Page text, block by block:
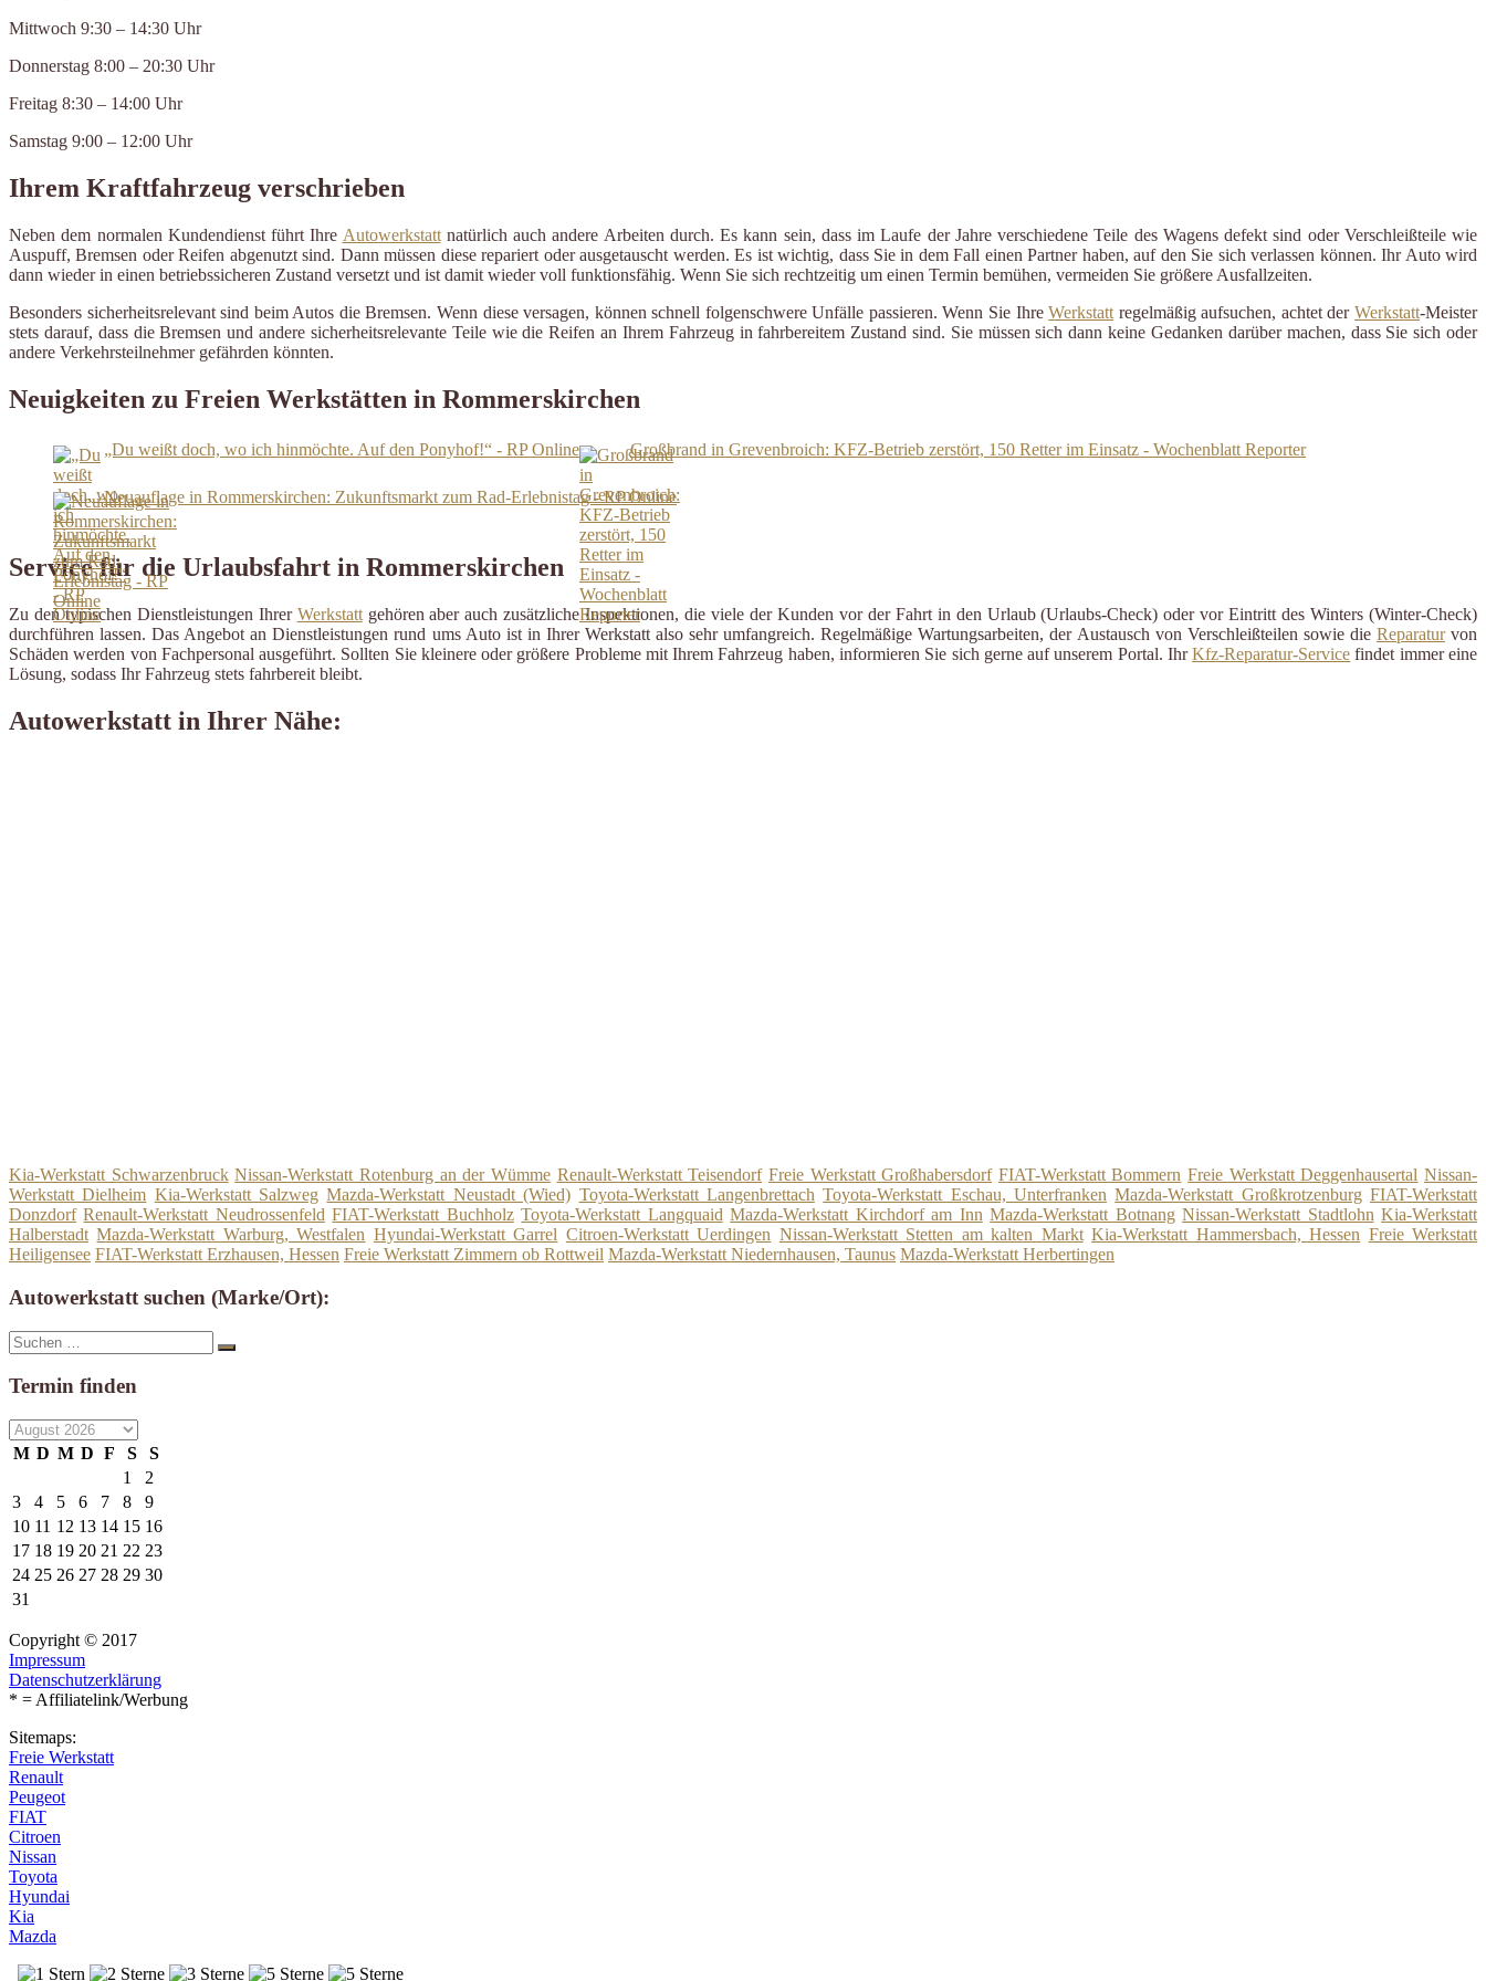
Mittwoch 9:30 – 14:30 Uhr
Donnerstag 8:00 – 20:30 Uhr
Freitag 8:30 – 14:00 Uhr
Samstag 9:00 – 12:00 Uhr
Ihrem Kraftfahrzeug verschrieben
Neben dem normalen Kundendienst führt Ihre Autowerkstattnatürlich auch andere Arbeiten durch. Es kann sein, dass im Laufe der Jahre verschiedene Teile des Wagens defekt sind oder Verschleißteile wie
Auspuff, Bremsen oder Reifen abgenutzt sind. Dann müssen diese repariert oder ausgetauscht werden. Es ist wichtig, dass Sie in dem Fall einen Partner haben, auf den Sie sich verlassen können. Ihr Auto wird
dann wieder in einen betriebssicheren Zustand versetzt und ist damit wieder voll funktionsfähig. Wenn Sie sich rechtzeitig um einen Termin bemühen, vermeiden Sie größere Ausfallzeiten.
Besonders sicherheitsrelevant sind beim Autos die Bremsen. Wenn diese versagen, können schnell folgenschwere Unfälle passieren. Wenn Sie IhreWerkstatt regelmäßig aufsuchen, achtet derWerkstatt-Meister
stets darauf, dass die Bremsen und andere sicherheitsrelevante Teile wie die Reifen an Ihrem Fahrzeug in fahrbereitem Zustand sind. Sie müssen sich dann keine Gedanken darüber machen, dass Sie sich oder
andere Verkehrsteilnehmer gefährden könnten.
Neuigkeiten zu Freien Werkstätten in Rommerskirchen
„Du weißt doch, wo ich hinmöchte. Auf den Ponyhof!“ - RP Online Großbrand in Grevenbroich: KFZ-Betrieb zerstört, 150 Retter im Einsatz - Wochenblatt Reporter
Neuauflage in Rommerskirchen: Zukunftsmarkt zum Rad-Erlebnistag - RP Online
Service für die Urlaubsfahrt in Rommerskirchen
Zu den typischen Dienstleistungen Ihrer Werkstattgehören aber auch zusätzliche Inspektionen, die viele der Kunden vor der Fahrt in den Urlaub (Urlaubs-Check) oder vor Eintritt des Winters (Winter-Check)
durchführen lassen. Das Angebot an Dienstleistungen rund ums Auto ist in Ihrer Werkstatt also sehr umfangreich. Regelmäßige Wartungsarbeiten, der Austausch von Verschleißteilen sowie die Reparaturvon
Schäden werden von Fachpersonal ausgeführt. Sollten Sie kleinere oder größere Probleme mit Ihrem Fahrzeug haben, informieren Sie sich gerne auf unserem Portal. IhrKfz-Reparatur-Service findet immer eine
Lösung, sodass Ihr Fahrzeug stets fahrbereit bleibt.
Autowerkstatt in Ihrer Nähe:
Kia-Werkstatt Schwarzenbruck Nissan-Werkstatt Rotenburg an der Wümme Renault-Werkstatt Teisendorf Freie Werkstatt Großhabersdorf FIAT-Werkstatt Bommern Freie Werkstatt Deggenhausertal Nissan-
Werkstatt Dielheim Kia-Werkstatt Salzweg Mazda-Werkstatt Neustadt (Wied) Toyota-Werkstatt Langenbrettach Toyota-Werkstatt Eschau, Unterfranken Mazda-Werkstatt Großkrotzenburg FIAT-Werkstatt
Donzdorf Renault-Werkstatt Neudrossenfeld FIAT-Werkstatt Buchholz Toyota-Werkstatt Langquaid Mazda-Werkstatt Kirchdorf am Inn Mazda-Werkstatt Botnang Nissan-Werkstatt Stadtlohn Kia-Werkstatt
Halberstadt Mazda-Werkstatt Warburg, Westfalen Hyundai-Werkstatt Garrel Citroen-Werkstatt Uerdingen Nissan-Werkstatt Stetten am kalten Markt Kia-Werkstatt Hammersbach, Hessen Freie Werkstatt
Heiligensee FIAT-Werkstatt Erzhausen, Hessen Freie Werkstatt Zimmern ob Rottweil Mazda-Werkstatt Niedernhausen, Taunus Mazda-Werkstatt Herbertingen
Autowerkstatt suchen (Marke/Ort):
Suche
nach:
Suchen
Termin finden
M D M D F S
S
1
2
3
4 5 6 7 8
9
10 11 12 13 14 15 16
17 18 19 20 21 22 23
24 25 26 27 28 29 30
31
Copyright © 2017
Impressum
Datenschutzerklärung
* = Affiliatelink/Werbung
Sitemaps:
Freie Werkstatt
Renault
Peugeot
FIAT
Citroen
Nissan
Toyota
Hyundai
Kia
Mazda